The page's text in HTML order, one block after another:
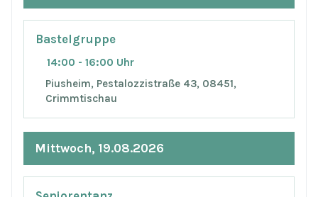
Bastelgruppe
14:00 - 16:00 Uhr
Piusheim, Pestalozzistraße 43, 08451,
Crimmtischau
Mittwoch, 19.08.2026